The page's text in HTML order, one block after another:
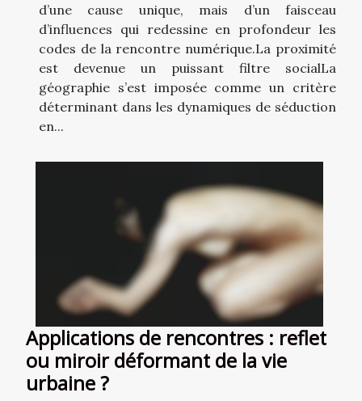
d’une cause unique, mais d’un faisceau
d’influences qui redessine en profondeur les
codes de la rencontre numérique.La proximité
est devenue un puissant filtre socialLa
géographie s’est imposée comme un critère
déterminant dans les dynamiques de séduction
en...
Applications de rencontres : reflet
ou miroir déformant de la vie
urbaine ?